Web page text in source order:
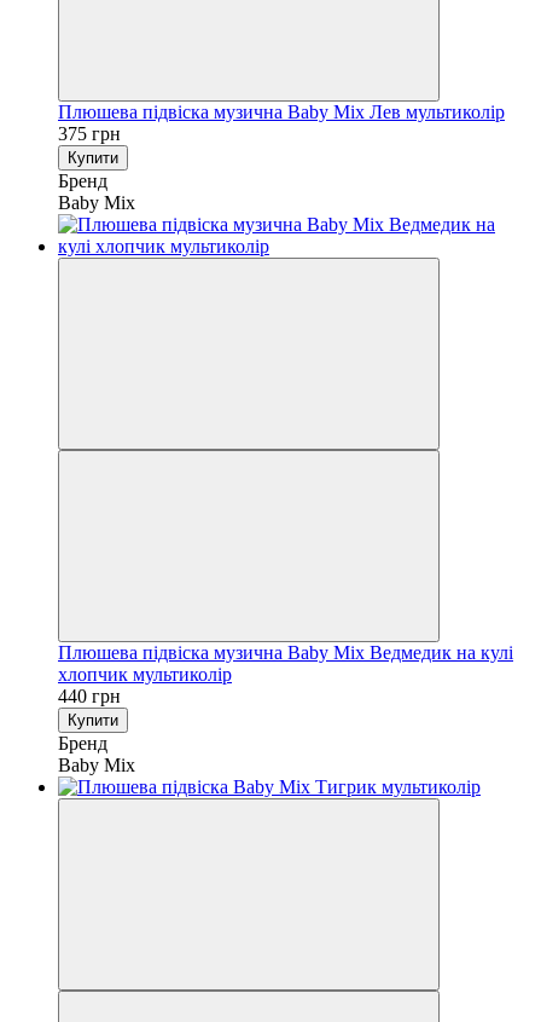
Плюшева підвіска музична Baby Mix Лев мультиколір
375 грн
Купити
Бренд
Baby Mix
Плюшева підвіска музична Baby Mix Ведмедик на кулі
хлопчик мультиколір
440 грн
Купити
Бренд
Baby Mix